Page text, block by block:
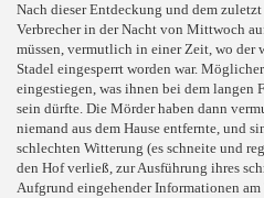
Nach dieser Entdeckung und dem
Verbrecher in der Nacht von Mittwoch
müssen, vermutlich in einer Zeit, wo der
Stadel eingesperrt worden war.
eingestiegen, was ihnen bei dem langen
sein dürfte. Die Mörder haben dann
niemand aus dem Hause entfernte, und
schlechten Witterung (es schneite und
den Hof verließ, zur Ausführung ihres
Aufgrund eingehender Informationen